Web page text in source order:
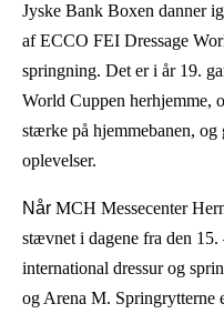
Jyske Bank Boxen danner
af ECCO FEI Dressage
springning. Det er i år 19.
World Cuppen herhjemme,
stærke på hjemmebanen,
oplevelser.
Når MCH Messecenter
stævnet i dagene fra den
international dressur og
og Arena M. Springrytterne